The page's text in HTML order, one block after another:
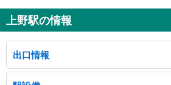
上野駅の情報
出口情報
不忍改札（ＪＲ）